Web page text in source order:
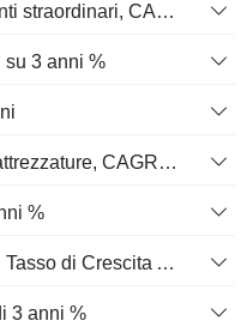
EPS diluito prima di elementi straordinari, CAGR su 3 anni %
3 anni %
Proprietà netta, impianti e attrezzature, CAGR su 3 anni %
%
Valore Contabile Tangibile, Tasso di Crescita Annuo Composto su 3 anni %
3 anni %